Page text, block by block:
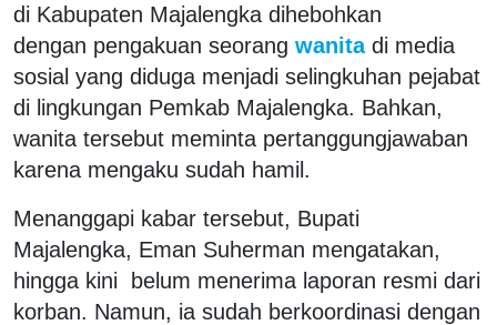
di Kabupaten Majalengka dihebohkan
dengan pengakuan seorang wanita di media
sosial yang diduga menjadi selingkuhan pejabat
di lingkungan Pemkab Majalengka. Bahkan,
wanita tersebut meminta pertanggungjawaban
karena mengaku sudah hamil.
Menanggapi kabar tersebut, Bupati
Majalengka, Eman Suherman mengatakan,
hingga kini belum menerima laporan resmi dari
korban. Namun, ia sudah berkoordinasi dengan